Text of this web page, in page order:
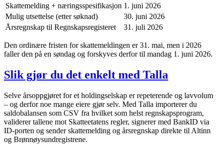
Skattemelding + næringsspesifikasjon 1. juni 2026
Mulig utsettelse (etter søknad)
30. juni 2026
Årsregnskap til Regnskapsregisteret
31. juli 2026
Den ordinære fristen for skattemeldingen er 31. mai, men i 2026
faller den på en søndag og forskyves derfor til mandag 1. juni 2026.
Slik gjør du det enkelt med Talla
Selve årsoppgjøret for et holdingselskap er repeterende og lavvolum
– og derfor noe mange eiere gjør selv. Med Talla importerer du
saldobalansen som CSV fra hvilket som helst regnskapsprogram,
validerer tallene mot Skatteetatens regler, signerer med BankID via
ID-porten og sender skattemelding og årsregnskap direkte til Altinn
og Brønnøysundregistrene.